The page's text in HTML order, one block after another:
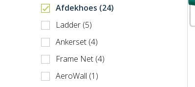
Afdekhoes (24)
Ladder (5)
Ankerset (4)
Frame Net (4)
AeroWall (1)